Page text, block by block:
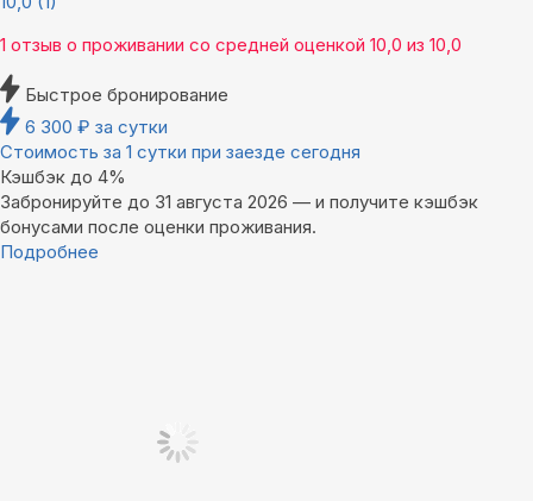
1 отзыв о проживании со средней оценкой 10,0 из 10,0
Быстрое бронирование
6 300 ₽ за сутки
Стоимость за 1 сутки при заезде сегодня
Кэшбэк до 4%
Забронируйте до 31 августа 2026 — и получите кэшбэк
бонусами после оценки проживания.
Подробнее